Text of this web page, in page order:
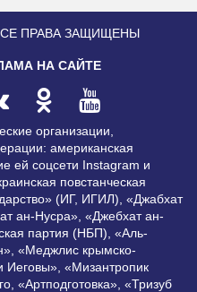
ПРАВА ЗАЩИЩЕНЫ
НА САЙТЕ
организации,
американская
ей соцсети Instagram и
повстанческая
(ИГ, ИГИЛ), «Джабхат
ан-Нусра», «Джебхат ан-
партия (НБП), «Аль-
«Меджлис крымско-
Иеговы», «Мизантропик
«Артподготовка», «Тризуб